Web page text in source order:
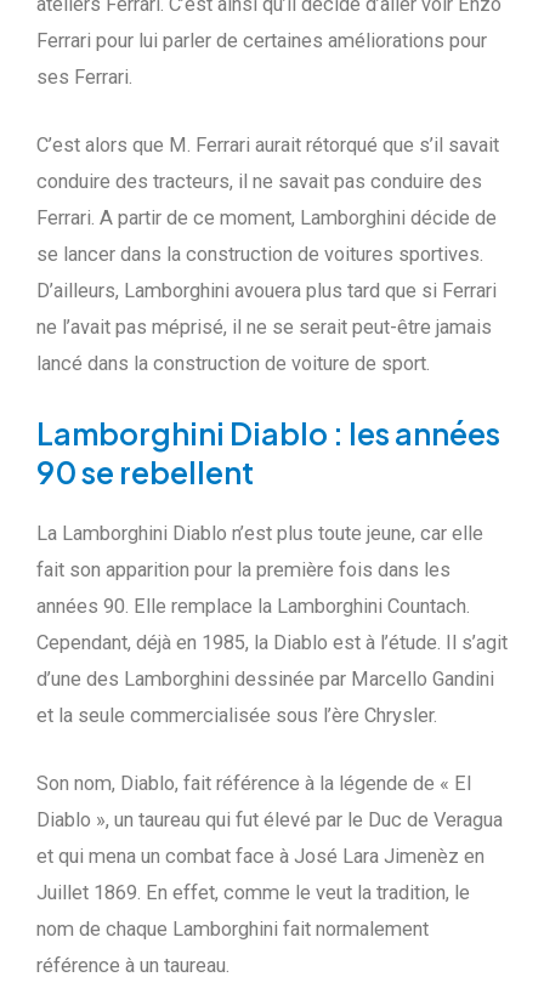
Ferrari pour lui parler de certaines améliorations pour
ses Ferrari.
C’est alors que M. Ferrari aurait rétorqué que s’il savait
conduire des tracteurs, il ne savait pas conduire des
Ferrari. A partir de ce moment, Lamborghini décide de
se lancer dans la construction de voitures sportives.
D’ailleurs, Lamborghini avouera plus tard que si Ferrari
ne l’avait pas méprisé, il ne se serait peut-être jamais
lancé dans la construction de voiture de sport.
Lamborghini Diablo : les années
90 se rebellent
La Lamborghini Diablo n’est plus toute jeune, car elle
fait son apparition pour la première fois dans les
années 90. Elle remplace la Lamborghini Countach.
Cependant, déjà en 1985, la Diablo est à l’étude. Il s’agit
d’une des Lamborghini dessinée par Marcello Gandini
et la seule commercialisée sous l’ère Chrysler.
Son nom, Diablo, fait référence à la légende de « El
Diablo », un taureau qui fut élevé par le Duc de Veragua
et qui mena un combat face à José Lara Jimenèz en
Juillet 1869. En effet, comme le veut la tradition, le
nom de chaque Lamborghini fait normalement
référence à un taureau.